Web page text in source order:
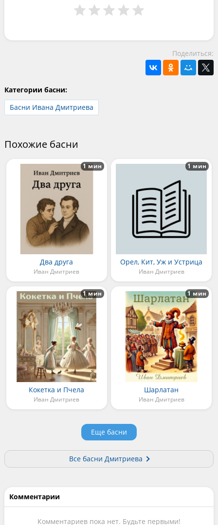
Поделиться:
Категории басни:
Басни Ивана Дмитриева
Похожие басни
Два друга
Иван Дмитриев
1 мин
Орел, Кит, Уж и Устрица
Иван Дмитриев
1 мин
Кокетка и Пчела
Иван Дмитриев
1 мин
Шарлатан
Иван Дмитриев
1 мин
Еще басни
Все басни Дмитриева
Комментарии
Комментариев пока нет. Будьте первыми!